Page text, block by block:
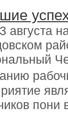
августа
пони